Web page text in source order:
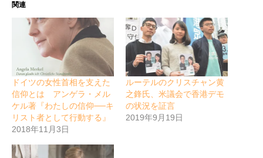
関連
ドイツの女性首相を支えた
信仰とは アンゲラ・メル
ケル著『わたしの信仰──キ
リスト者として行動する』
2018年11月3日
ルーテルのクリスチャン黄
之鋒氏、米議会で香港デモ
の状況を証言
2019年9月19日